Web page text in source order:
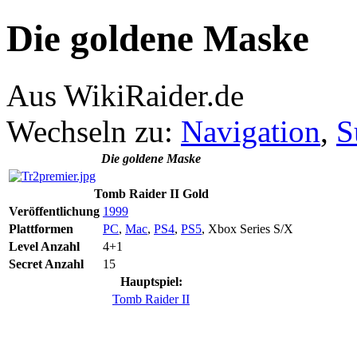
Die goldene Maske
Aus WikiRaider.de
Wechseln zu: Navigation,
Die goldene Maske
Tomb Raider II Gold
Veröffentlichung 1999
Plattformen
PC, Mac, PS4, PS5, Xbox Series S/X
Level Anzahl
4+1
Secret Anzahl
15
Hauptspiel:
Tomb Raider II